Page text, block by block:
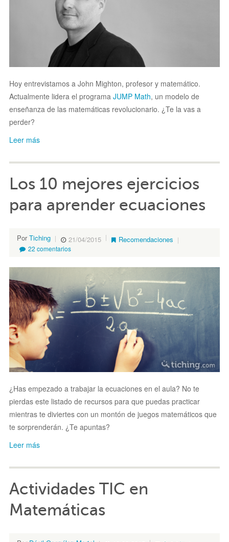
Hoy entrevistamos a John Mighton, profesor y matemático.
Actualmente lidera el programa JUMP Math, un modelo de
enseñanza de las matemáticas revolucionario. ¿Te la vas a
perder?
Leer más
Los 10 mejores ejercicios
para aprender ecuaciones
PorTiching 21/04/2015 Recomendaciones
22 comentarios
¿Has empezado a trabajar la ecuaciones en el aula? No te
pierdas este listado de recursos para que puedas practicar
mientras te diviertes con un montón de juegos matemáticos que
te sorprenderán. ¿Te apuntas?
Leer más
Actividades TIC en
Matemáticas